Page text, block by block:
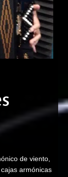
de viento,
armónicas